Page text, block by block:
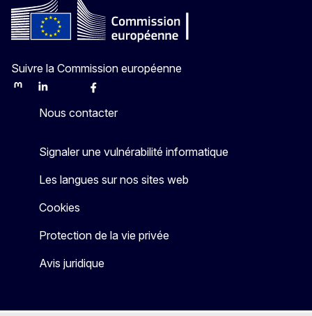
Suivre la Commission européenne
MastodonLinkedInBlueskyFacebook
Nous contacter
Signaler une vulnérabilité informatique
Les langues sur nos sites web
Cookies
Protection de la vie privée
Avis juridique